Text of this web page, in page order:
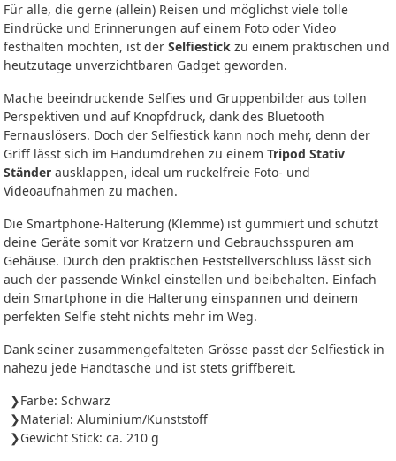
Für alle, die gerne (allein) Reisen und möglichst viele tolle
Eindrücke und Erinnerungen auf einem Foto oder Video
festhalten möchten, ist der Selfiestick zu einem praktischen und
heutzutage unverzichtbaren Gadget geworden.
Mache beeindruckende Selfies und Gruppenbilder aus tollen
Perspektiven und auf Knopfdruck, dank des Bluetooth
Fernauslösers. Doch der Selfiestick kann noch mehr, denn der
Griff lässt sich im Handumdrehen zu einem Tripod Stativ
Ständer ausklappen, ideal um ruckelfreie Foto- und
Videoaufnahmen zu machen.
Die Smartphone-Halterung (Klemme) ist gummiert und schützt
deine Geräte somit vor Kratzern und Gebrauchsspuren am
Gehäuse. Durch den praktischen Feststellverschluss lässt sich
auch der passende Winkel einstellen und beibehalten. Einfach
dein Smartphone in die Halterung einspannen und deinem
perfekten Selfie steht nichts mehr im Weg.
Dank seiner zusammengefalteten Grösse passt der Selfiestick in
nahezu jede Handtasche und ist stets griffbereit.
Farbe: Schwarz
Material: Aluminium/Kunststoff
Gewicht Stick: ca. 210 g